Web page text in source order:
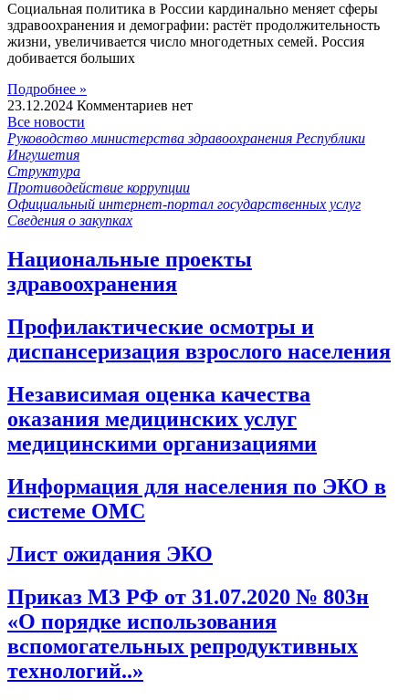
Социальная политика в России кардинально меняет сферы
здравоохранения и демографии: растёт продолжительность
жизни, увеличивается число многодетных семей. Россия
добивается больших
Подробнее »
23.12.2024 Комментариев нет
Все новости
Руководство министерства здравоохранения Республики
Ингушетия
Структура
Противодействие коррупции
Официальный интернет-портал государственных услуг
Сведения о закупках
Национальные проекты
здравоохранения
Профилактические осмотры и
диспансеризация взрослого населения
Независимая оценка качества
оказания медицинских услуг
медицинскими организациями
Информация для населения по ЭКО в
системе ОМС
Лист ожидания ЭКО
Приказ МЗ РФ от 31.07.2020 № 803н
«О порядке использования
вспомогательных репродуктивных
технологий..»